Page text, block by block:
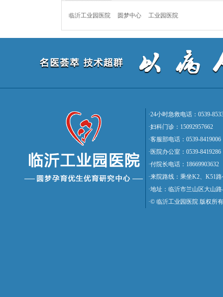
临沂工业园医院 圆梦中心 工业园医院
·24小时急救电话：0539-
·妇科门诊：15092957662
·客服部电话：0539-8419006
·医院办公室：0539-8419286
·付院长电话：18669903632
·来院路线：乘坐K2、K51
·地址：临沂市兰山区大山
·© 临沂工业园医院 版权所